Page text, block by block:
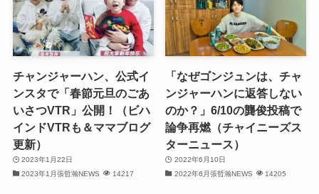
(32)
(31)
(32)
チャンジャーハン、公式イ
ンスタで「春節元旦のごあ
いさつVTR」公開！（ビハ
インドVTRも＆ママブログ
更新）
2023年1月22日
2023年1月張哲瀚NEWS
14217
「なぜゴンジュンは、チャ
ンジャーハンに返答しない
のか？」6/10の龔俊投稿で
論争再燃（チャイニーズス
ターニュース）
2022年6月10日
2022年6月張哲瀚NEWS
14205